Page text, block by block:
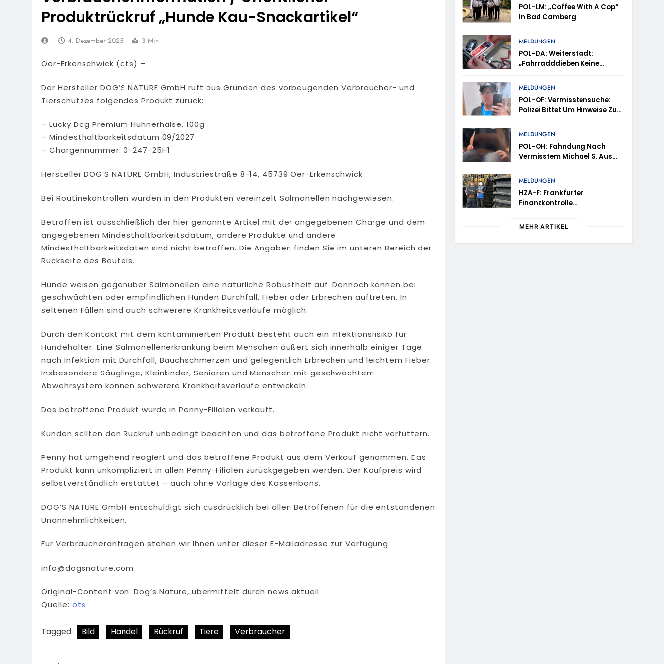
7. August 2026
HZA-F: Frankfurter Finanzkontrolle Schwarzarbeit Führt An Drei Tagen Kontrollen Im Gastro- Und Sicherheitsgewerbe
POL-OH: 25 Jahre Polizeipräsidium Osthessen Jubiläumsfest Am Samstag, 15. August (11-18 Uhr)- Bürgerinnen Und Bürger
Mittelhessen: MARBURG-BIEDENKOPF: Satz Räder Gefunden – Polizei Bittet Um Mithilfe
6. August 2026
POL-OH: Die Polizeistation Lauterbach Hat Einen Neuen Leiter: Amtseinführung Von Markus Höfer
6. August 2026
POL-HR: Folgemeldung: 74-Jähriger Claus-Peter H. Weiterhin Vermisst – Erneute Veröffentlichung Eines Fotos
Feuerwehr MTK: Waldbrandlöschzug Des Main-Taunus-Kreises Unterstützt Bei Waldbrand Im Rheingau-Taunus-Kreis – Rund
45 Einsatzkräfte Sicherten In Schwierigem Gelände Die Flanken Des Brandgebietes
Produktrückruf „Hunde Kau-Snackartikel“
4. Dezember 2025 3 Min
Oer-Erkenschwick (ots) –
Der Hersteller DOG’S NATURE GmbH ruft aus Gründen des vorbeugenden Verbraucher- und
Tierschutzes folgendes Produkt zurück:
– Lucky Dog Premium Hühnerhälse, 100g
– Mindesthaltbarkeitsdatum 09/2027
– Chargennummer: 0-247-25H1
Hersteller DOG’S NATURE GmbH, Industriestraße 8-14, 45739 Oer-Erkenschwick
Bei Routinekontrollen wurden in den Produkten vereinzelt Salmonellen nachgewiesen.
Betroffen ist ausschließlich der hier genannte Artikel mit der angegebenen Charge und dem
angegebenen Mindesthaltbarkeitsdatum, andere Produkte und andere
Mindesthaltbarkeitsdaten sind nicht betroffen. Die Angaben finden Sie im unteren Bereich der
Rückseite des Beutels.
Hunde weisen gegenüber Salmonellen eine natürliche Robustheit auf. Dennoch können bei
geschwächten oder empfindlichen Hunden Durchfall, Fieber oder Erbrechen auftreten. In
seltenen Fällen sind auch schwerere Krankheitsverläufe möglich.
Durch den Kontakt mit dem kontaminierten Produkt besteht auch ein Infektionsrisiko für
Hundehalter. Eine Salmonellenerkrankung beim Menschen äußert sich innerhalb einiger Tage
nach Infektion mit Durchfall, Bauchschmerzen und gelegentlich Erbrechen und leichtem Fieber.
Insbesondere Säuglinge, Kleinkinder, Senioren und Menschen mit geschwächtem
Abwehrsystem können schwerere Krankheitsverläufe entwickeln.
Das betroffene Produkt wurde in Penny-Filialen verkauft.
Kunden sollten den Rückruf unbedingt beachten und das betroffene Produkt nicht verfüttern.
Penny hat umgehend reagiert und das betroffene Produkt aus dem Verkauf genommen. Das
Produkt kann unkompliziert in allen Penny-Filialen zurückgegeben werden. Der Kaufpreis wird
selbstverständlich erstattet – auch ohne Vorlage des Kassenbons.
DOG’S NATURE GmbH entschuldigt sich ausdrücklich bei allen Betroffenen für die entstandenen
Unannehmlichkeiten.
Für Verbraucheranfragen stehen wir Ihnen unter dieser E-Mailadresse zur Verfügung:
info@dogsnature.com
Original-Content von: Dog’s Nature, übermittelt durch news aktuell
Quelle: ots
Tagged: Bild Handel Rückruf Tiere Verbraucher
POL-LM: „Coffee With A Cop“
In Bad Camberg
MELDUNGEN
POL-DA: Weiterstadt:
„Fahrradddieben Keine
Fahrradcodierung /
Anmeldung Erforderlich
MELDUNGEN
POL-OF: Vermisstensuche:
Polizei Bittet Um Hinweise Zum
Zaragoza Gonzalez
MELDUNGEN
POL-OH: Fahndung Nach
Vermisstem Michael S. Aus
MELDUNGEN
HZA-F: Frankfurter
Finanzkontrolle
Tagen Kontrollen Im Gastro-
Durch
MEHR ARTIKEL